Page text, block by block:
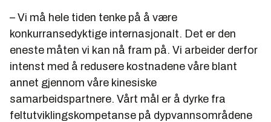
– Vi må hele tiden tenke på å være
konkurransedyktige internasjonalt. Det er den
eneste måten vi kan nå fram på. Vi arbeider derfor
intenst med å redusere kostnadene våre blant
annet gjennom våre kinesiske
samarbeidspartnere. Vårt mål er å dyrke fra
feltutviklingskompetanse på dypvannsområdene